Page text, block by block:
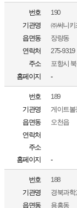
번호
190
기관명
㈜써니키
읍면동
장량동
연락처
275-9319
주소
포항시
홈페이지
-
번호
189
기관명
게이트볼
읍면동
오천읍
연락처
주소
홈페이지
-
번호
188
기관명
경북과학
읍면동
용흥동